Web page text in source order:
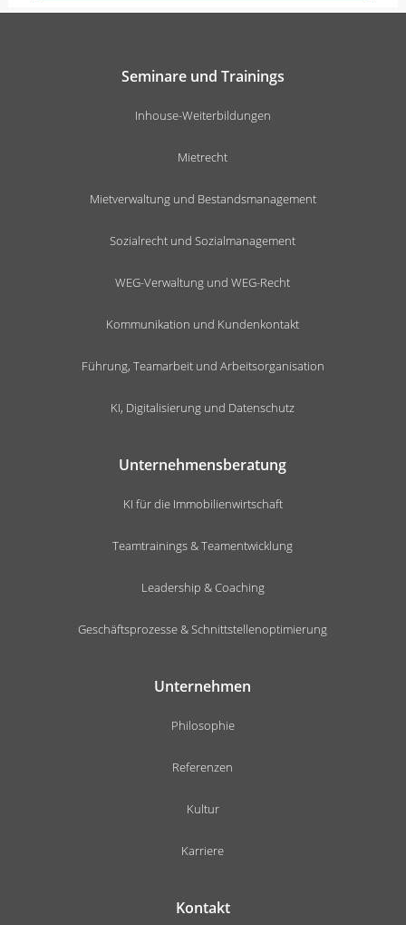
Seminare und Trainings
Inhouse-Weiterbildungen
Mietrecht
Mietverwaltung und Bestandsmanagement
Sozialrecht und Sozialmanagement
WEG-Verwaltung und WEG-Recht
Kommunikation und Kundenkontakt
Führung, Teamarbeit und Arbeitsorganisation
KI, Digitalisierung und Datenschutz
Unternehmensberatung
KI für die Immobilienwirtschaft
Teamtrainings & Teamentwicklung
Leadership & Coaching
Geschäftsprozesse & Schnittstellenoptimierung
Unternehmen
Philosophie
Referenzen
Kultur
Karriere
Kontakt